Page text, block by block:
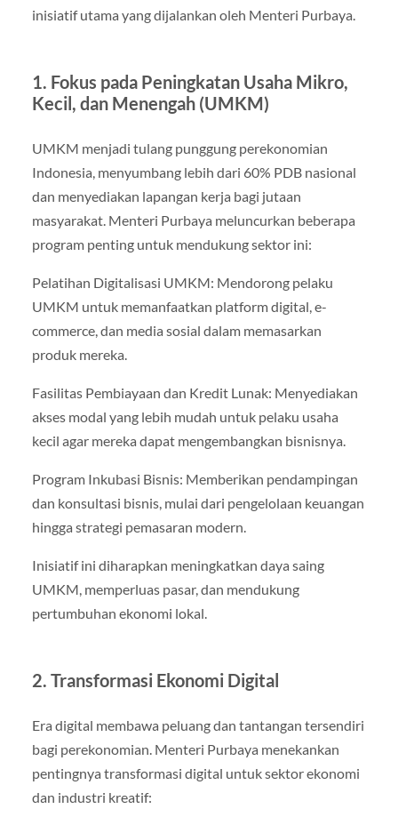
inisiatif utama yang dijalankan oleh Menteri Purbaya.
1. Fokus pada Peningkatan Usaha Mikro,
Kecil, dan Menengah (UMKM)
UMKM menjadi tulang punggung perekonomian
Indonesia, menyumbang lebih dari 60% PDB nasional
dan menyediakan lapangan kerja bagi jutaan
masyarakat. Menteri Purbaya meluncurkan beberapa
program penting untuk mendukung sektor ini:
Pelatihan Digitalisasi UMKM: Mendorong pelaku
UMKM untuk memanfaatkan platform digital, e-
commerce, dan media sosial dalam memasarkan
produk mereka.
Fasilitas Pembiayaan dan Kredit Lunak: Menyediakan
akses modal yang lebih mudah untuk pelaku usaha
kecil agar mereka dapat mengembangkan bisnisnya.
Program Inkubasi Bisnis: Memberikan pendampingan
dan konsultasi bisnis, mulai dari pengelolaan keuangan
hingga strategi pemasaran modern.
Inisiatif ini diharapkan meningkatkan daya saing
UMKM, memperluas pasar, dan mendukung
pertumbuhan ekonomi lokal.
2. Transformasi Ekonomi Digital
Era digital membawa peluang dan tantangan tersendiri
bagi perekonomian. Menteri Purbaya menekankan
pentingnya transformasi digital untuk sektor ekonomi
dan industri kreatif: